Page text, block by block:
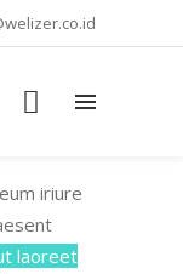
iriure
laoreet